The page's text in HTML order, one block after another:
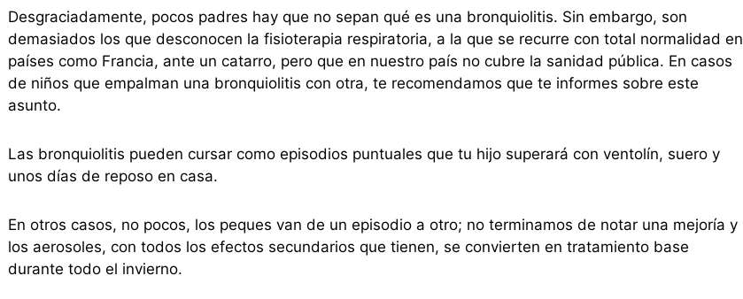
Desgraciadamente, pocos padres hay que no sepan qué es una bronquiolitis. Sin embargo, son
demasiados los que desconocen la fisioterapia respiratoria, a la que se recurre con total normalidad en
países como Francia, ante un catarro, pero que en nuestro país no cubre la sanidad pública. En casos
de niños que empalman una bronquiolitis con otra, te recomendamos que te informes sobre este
asunto.
Las bronquiolitis pueden cursar como episodios puntuales que tu hijo superará con ventolín, suero y
unos días de reposo en casa.
En otros casos, no pocos, los peques van de un episodio a otro; no terminamos de notar una mejoría y
los aerosoles, con todos los efectos secundarios que tienen, se convierten en tratamiento base
durante todo el invierno.